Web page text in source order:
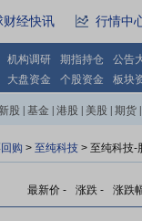
财经快讯 行情中
机构调研 期指持仓
公告
大盘资金 个股资金 板块
新股 基金 港股 美股 期货
购 > 至纯科技 > 至纯科技-
最新价 - 涨跌 - 涨跌